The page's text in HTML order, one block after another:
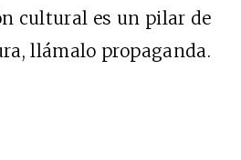
cultural es un pilar de
llámalo propaganda.